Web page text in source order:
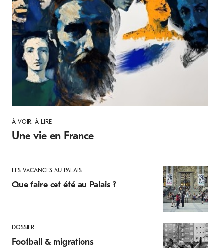
À VOIR, À LIRE
Une vie en France
LES VACANCES AU PALAIS
Que faire cet été au Palais ?
DOSSIER
Football & migrations